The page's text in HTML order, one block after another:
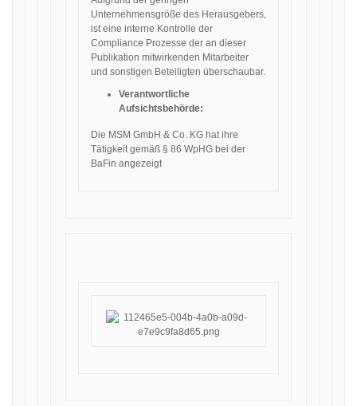
Unternehmensgröße des Herausgebers,
ist eine interne Kontrolle der
Compliance Prozesse der an dieser
Publikation mitwirkenden Mitarbeiter
und sonstigen Beteiligten überschaubar.
Verantwortliche
Aufsichtsbehörde:
Die MSM GmbH & Co. KG hat ihre
Tätigkeit gemäß § 86 WpHG bei der
BaFin angezeigt